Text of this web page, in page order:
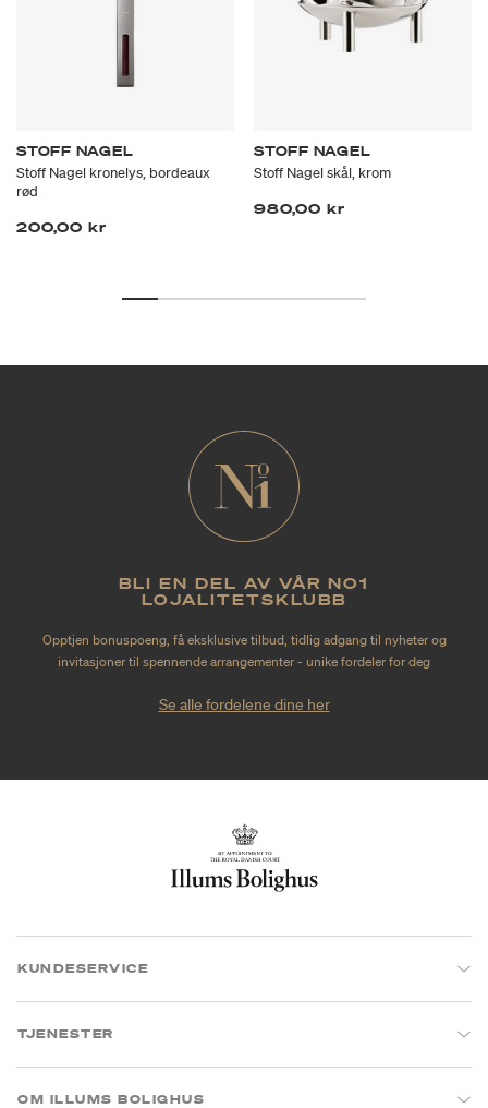
STOFF NAGEL
Stoff Nagel kronelys, bordeaux
rød
200,00 kr
STOFF NAGEL
Stoff Nagel skål, krom
980,00 kr
BLI EN DEL AV VÅR NO1
LOJALITETSKLUBB
Opptjen bonuspoeng, få eksklusive tilbud, tidlig adgang til nyheter og
invitasjoner til spennende arrangementer - unike fordeler for deg
Se alle fordelene dine her
KUNDESERVICE
TJENESTER
OM ILLUMS BOLIGHUS